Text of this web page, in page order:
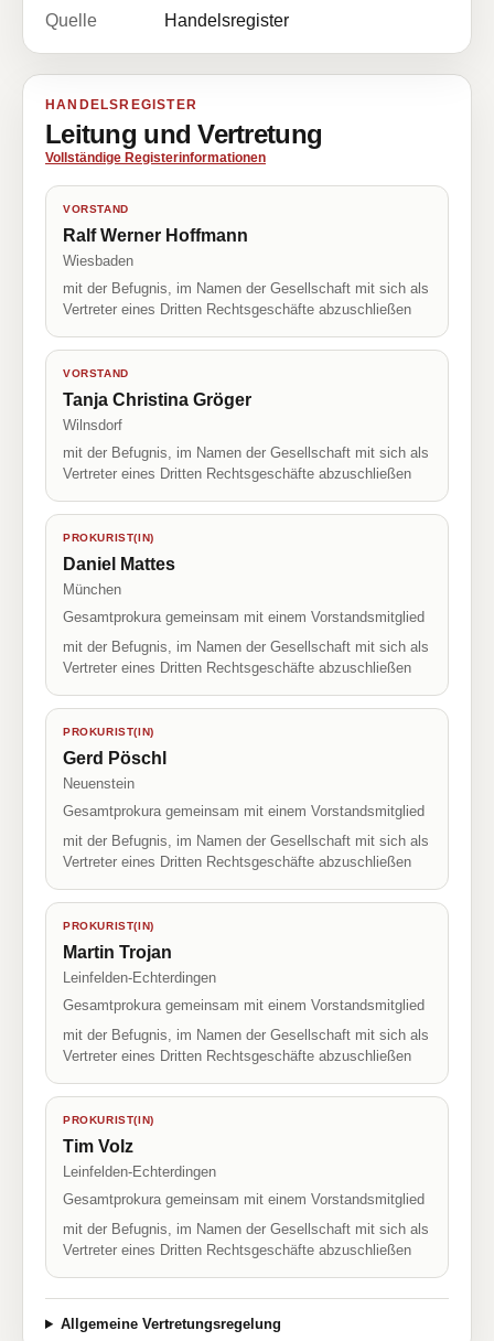
Quelle
Handelsregister
HANDELSREGISTER
Leitung und Vertretung
Vollständige Registerinformationen
VORSTAND
Ralf Werner Hoffmann
Wiesbaden
mit der Befugnis, im Namen der Gesellschaft mit sich als
Vertreter eines Dritten Rechtsgeschäfte abzuschließen
VORSTAND
Tanja Christina Gröger
Wilnsdorf
mit der Befugnis, im Namen der Gesellschaft mit sich als
Vertreter eines Dritten Rechtsgeschäfte abzuschließen
PROKURIST(IN)
Daniel Mattes
München
Gesamtprokura gemeinsam mit einem Vorstandsmitglied
mit der Befugnis, im Namen der Gesellschaft mit sich als
Vertreter eines Dritten Rechtsgeschäfte abzuschließen
PROKURIST(IN)
Gerd Pöschl
Neuenstein
Gesamtprokura gemeinsam mit einem Vorstandsmitglied
mit der Befugnis, im Namen der Gesellschaft mit sich als
Vertreter eines Dritten Rechtsgeschäfte abzuschließen
PROKURIST(IN)
Martin Trojan
Leinfelden-Echterdingen
Gesamtprokura gemeinsam mit einem Vorstandsmitglied
mit der Befugnis, im Namen der Gesellschaft mit sich als
Vertreter eines Dritten Rechtsgeschäfte abzuschließen
PROKURIST(IN)
Tim Volz
Leinfelden-Echterdingen
Gesamtprokura gemeinsam mit einem Vorstandsmitglied
mit der Befugnis, im Namen der Gesellschaft mit sich als
Vertreter eines Dritten Rechtsgeschäfte abzuschließen
Allgemeine Vertretungsregelung